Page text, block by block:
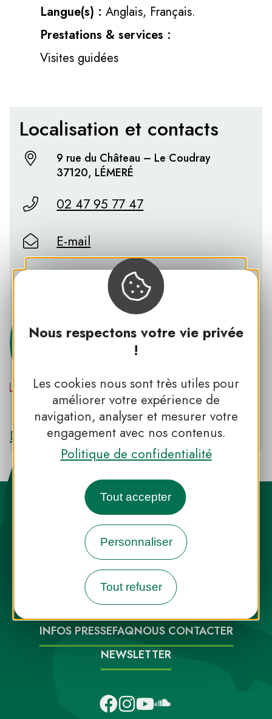
Nous respectons votre vie privée
!
Les cookies nous sont très utiles pour
améliorer votre expérience de
navigation, analyser et mesurer votre
engagement avec nos contenus.
Politique de confidentialité
Tout accepter
Personnaliser
Tout refuser
Langue(s) : Anglais, Français.
Prestations & services :
Visites guidées
Localisation et contacts
9 rue du Château – Le Coudray
37120, LÉMERÉ
02 47 95 77 47
E-mail
Château du Rivau
PNR LOIRE-ANJOU-TOURAINE
Découvrir le PNR LOIRE-ANJOU-TOURAINE
Destination Parcs, de l’inspiration en
toute saison
INFOS PRESSEFAQNOUS CONTACTER
NEWSLETTER